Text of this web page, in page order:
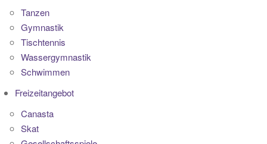
Tanzen
Gymnastik
Tischtennis
Wassergymnastik
Schwimmen
Freizeitangebot
Canasta
Skat